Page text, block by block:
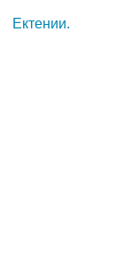
Ектении.